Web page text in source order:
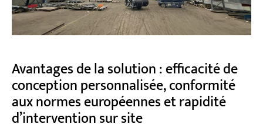
Avantages de la solution : efficacité de
conception personnalisée, conformité
aux normes européennes et rapidité
d’intervention sur site